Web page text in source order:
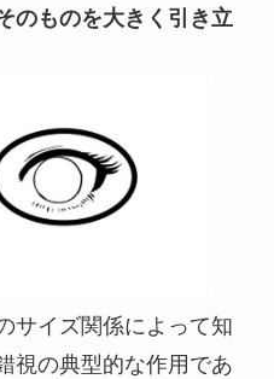
のものを大きく引き立
サイズ関係によって知
視の典型的な作用であ